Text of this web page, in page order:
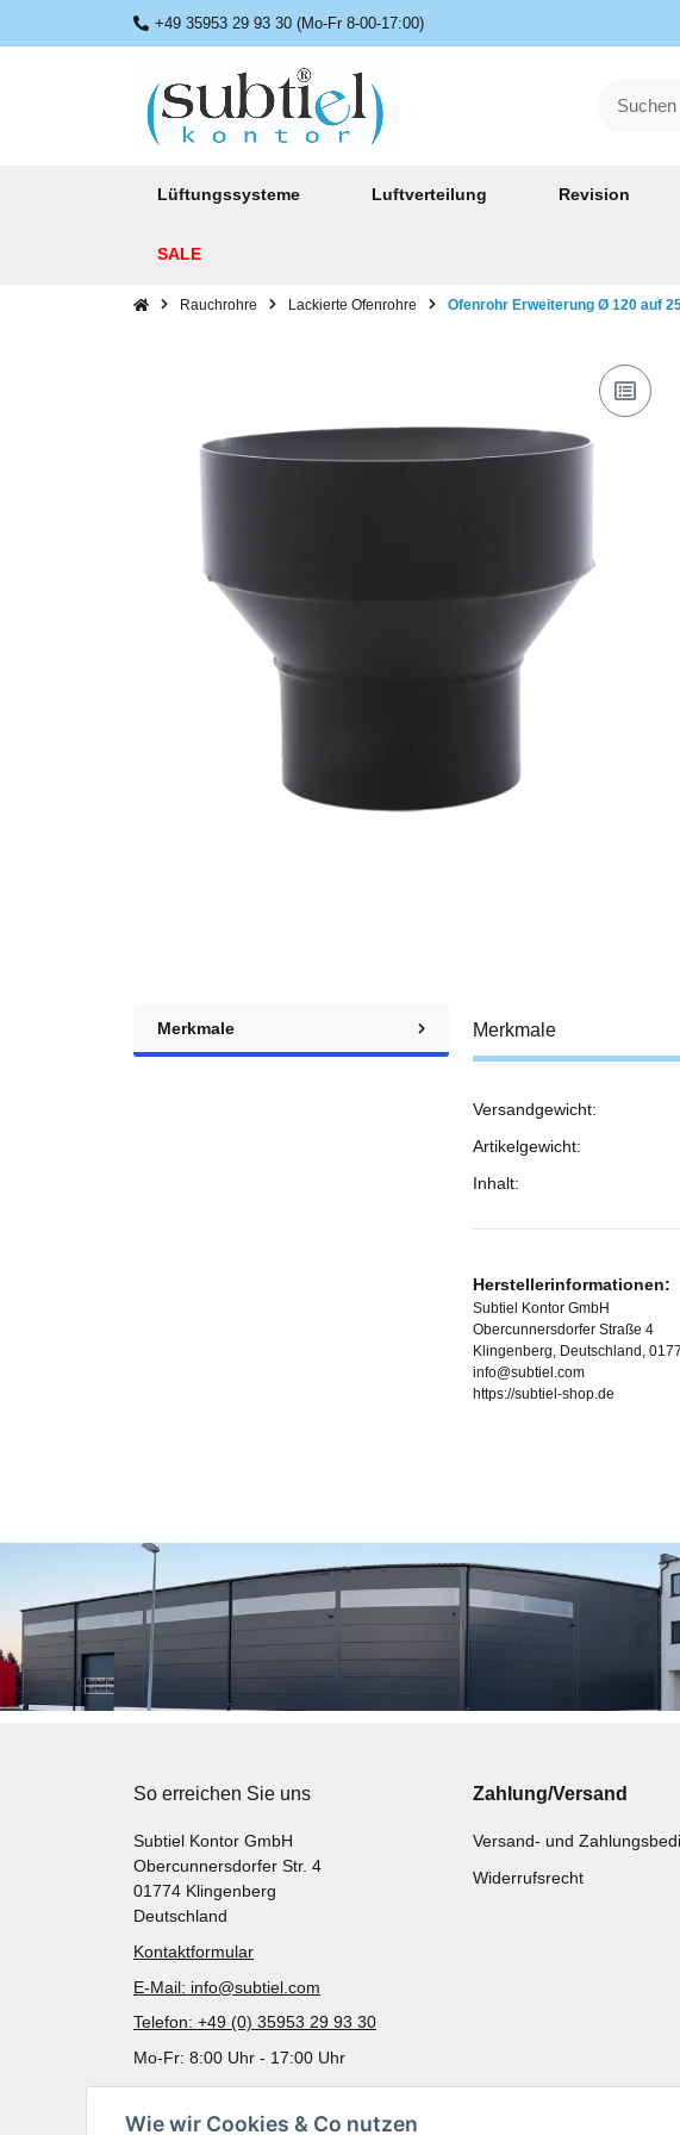
Wie wir Cookies & Co nutzen
+49 35953 29 93 30 (Mo-Fr 8-00-17:00)
Lüftungssysteme Luftverteilung Revision
SALE
Rauchrohre Lackierte Ofenrohre Ofenrohr Erweiterung Ø 120 auf
Merkmale Merkmale
Produkteigenschaft
Wert
Versandgewicht:
Artikelgewicht:
Inhalt:
Herstellerinformationen:
Subtiel Kontor GmbH
Obercunnersdorfer Straße 4
Klingenberg, Deutschland,
info@subtiel.com
https://subtiel-shop.de
So erreichen Sie uns
Subtiel Kontor GmbH
Obercunnersdorfer Str. 4
01774 Klingenberg
Deutschland
Kontaktformular
E-Mail: info@subtiel.com
Telefon: +49 (0) 35953 29 93 30
Mo-Fr: 8:00 Uhr - 17:00 Uhr
Zahlung/Versand
Versand- und
Widerrufsrecht